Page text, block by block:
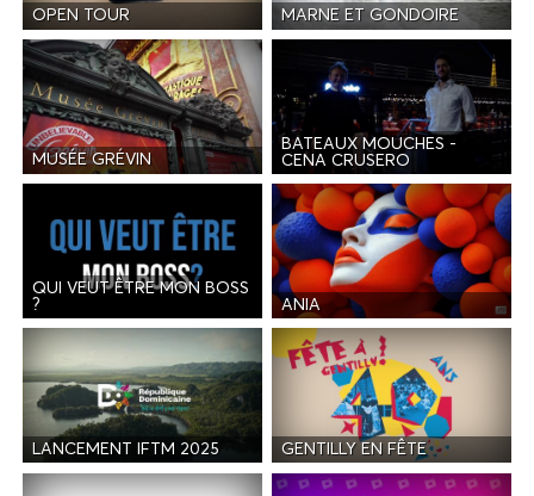
OPEN TOUR MARNE ET GONDOIRE
MUSÉE GRÉVIN
BATEAUX MOUCHES -
CENA CRUSERO
QUI VEUT ÊTRE MON BOSS
?
ANIA
LANCEMENT IFTM 2025 GENTILLY EN FÊTE